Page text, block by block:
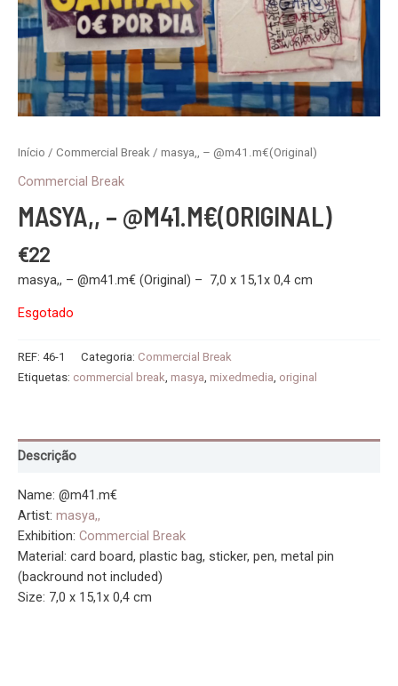
Início / Commercial Break / masya,, – @m41.m€(Original)
Commercial Break
MASYA,, – @M41.M€(ORIGINAL)
€22
masya,, – @m41.m€ (Original) – 7,0 x 15,1x 0,4 cm
Esgotado
REF: 46-1 Categoria: Commercial Break
Etiquetas: commercial break masya mixedmedia original
Descrição
Name: @m41.m€
Artist: masya,,
Exhibition: Commercial Break
Material: card board, plastic bag, sticker, pen, metal pin
(backround not included)
Size: 7,0 x 15,1x 0,4 cm